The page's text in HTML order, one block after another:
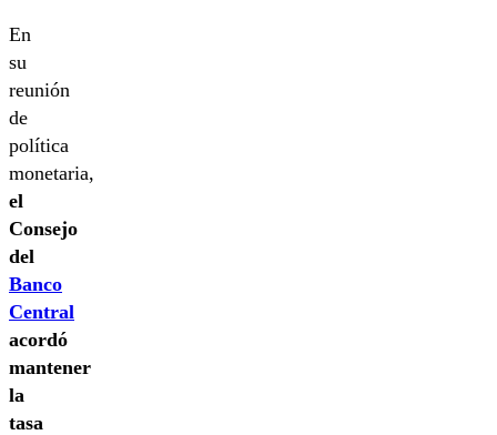
En
su
reunión
de
política
monetaria,
el
Consejo
del
Banco
Central
acordó
mantener
la
tasa